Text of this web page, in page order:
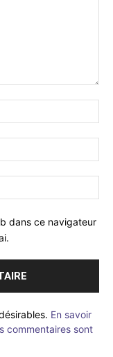
dans ce navigateur
En savoir
commentaires sont